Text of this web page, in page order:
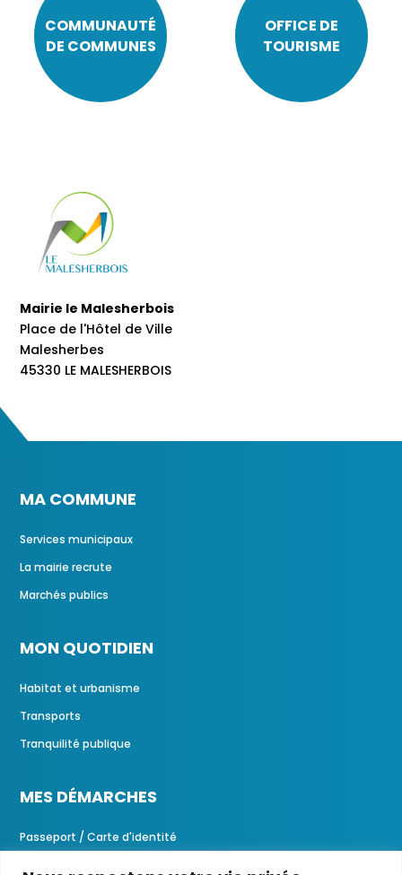
COMMUNAUTÉ
DE COMMUNES
OFFICE DE
TOURISME
Mairie le Malesherbois
Place de l'Hôtel de Ville
Malesherbes
45330 LE MALESHERBOIS
MA COMMUNE
Services municipaux
La mairie recrute
Marchés publics
MON QUOTIDIEN
Habitat et urbanisme
Transports
Tranquilité publique
MES DÉMARCHES
Passeport / Carte d'identité